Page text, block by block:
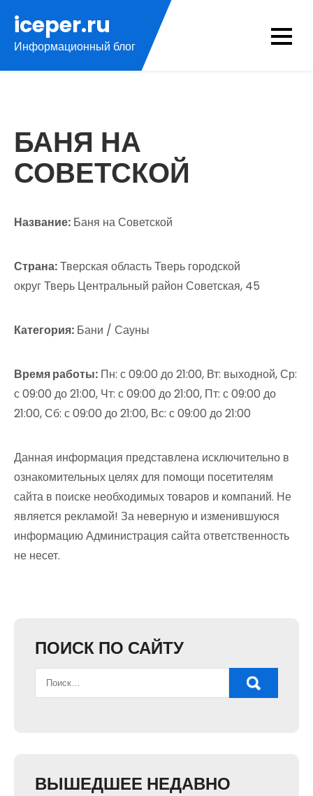
содержимому
iceper.ru
Информационный блог
БАНЯ НА
СОВЕТСКОЙ
Название: Баня на Советской
Страна:Тверская область Тверь городской
округ Тверь Центральный район Советская, 45
Категория: Бани / Сауны
Время работы: Пн: с 09:00 до 21:00, Вт: выходной, Ср:
с 09:00 до 21:00, Чт: с 09:00 до 21:00, Пт: с 09:00 до
21:00, Сб: с 09:00 до 21:00, Вс: с 09:00 до 21:00
Данная информация представлена исключительно в
ознакомительных целях для помощи посетителям
сайта в поиске необходимых товаров и компаний. Не
является рекламой! За неверную и изменившуюся
информацию Администрация сайта ответственность
не несет.
ПОИСК ПО САЙТУ
ВЫШЕДШЕЕ НЕДАВНО